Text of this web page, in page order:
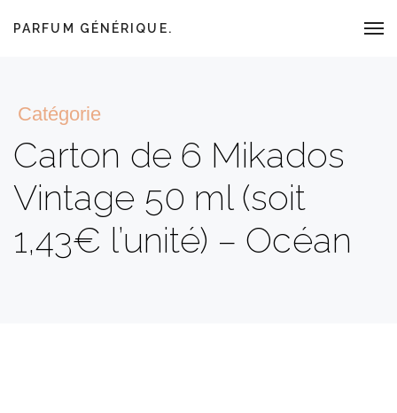
PARFUM GÉNÉRIQUE.
Catégorie
Carton de 6 Mikados
Vintage 50 ml (soit
1,43€ l’unité) – Océan